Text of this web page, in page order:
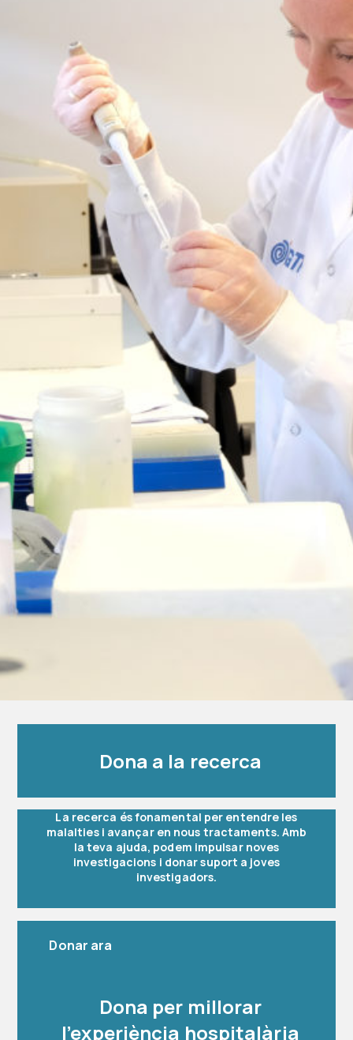
Dona a la recerca
La recerca és fonamental per entendre les
malalties i avançar en nous tractaments. Amb
la teva ajuda, podem impulsar noves
investigacions i donar suport a joves
investigadors.
Donar ara
Dona per millorar
l’experiència hospitalària